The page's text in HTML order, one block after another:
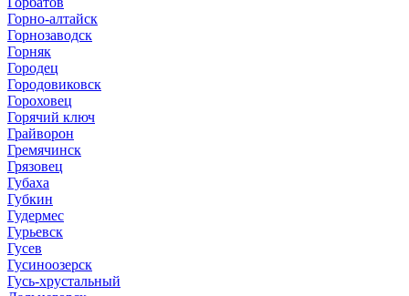
Горно-алтайск
Горнозаводск
Горняк
Городец
Городовиковск
Гороховец
Горячий ключ
Грайворон
Гремячинск
Грязовец
Губаха
Губкин
Гудермес
Гурьевск
Гусев
Гусиноозерск
Гусь-хрустальный